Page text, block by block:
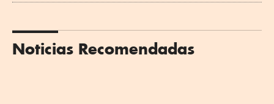
Noticias Recomendadas